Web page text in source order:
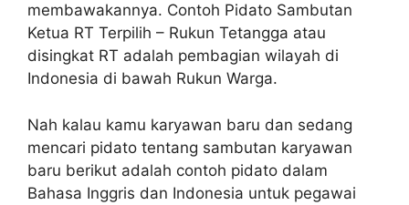
membawakannya. Contoh Pidato Sambutan
Ketua RT Terpilih – Rukun Tetangga atau
disingkat RT adalah pembagian wilayah di
Indonesia di bawah Rukun Warga.
Nah kalau kamu karyawan baru dan sedang
mencari pidato tentang sambutan karyawan
baru berikut adalah contoh pidato dalam
Bahasa Inggris dan Indonesia untuk pegawai